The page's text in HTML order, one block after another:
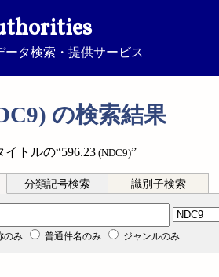
ータ検索・提供サービス
の検索結果
トルの“596.23 (NDC9)”
分類記号検索 識別子検索
のみ 普通件名のみ ジャンルのみ